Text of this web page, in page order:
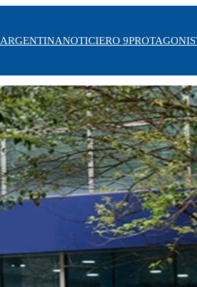
ARGENTINANOTICIERO 9